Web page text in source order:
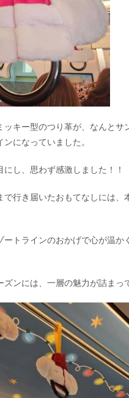
ッキー型のつり革が、なんとサ
になっていました。
し、思わず感激しました！！
で行き届いたおもてなしには、
ートラインのおかげで心が温か
ズンには、一層の魅力が詰ま